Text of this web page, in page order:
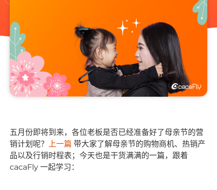
五月份即将到来，各位老板是否已经准备好了母亲节的营
销计划呢？ 上一篇 带大家了解母亲节的购物商机、热销产
品以及行销时程表；今天也是干货满满的一篇，跟着
cacaFly 一起学习：